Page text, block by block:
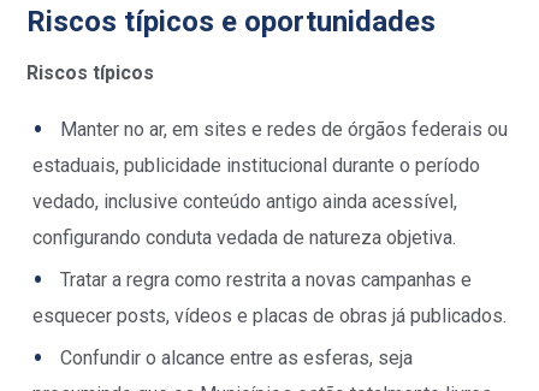
Riscos típicos e oportunidades
Riscos típicos
Manter no ar, em sites e redes de órgãos federais ou
estaduais, publicidade institucional durante o período
vedado, inclusive conteúdo antigo ainda acessível,
configurando conduta vedada de natureza objetiva.
Tratar a regra como restrita a novas campanhas e
esquecer posts, vídeos e placas de obras já publicados.
Confundir o alcance entre as esferas, seja